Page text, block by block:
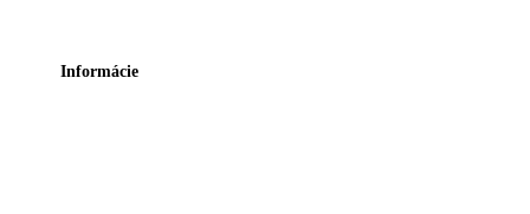
Informácie